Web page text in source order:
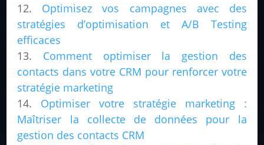
Optimisez vos campagnes avec des
stratégies d’optimisation et A/B Testing
efficaces
Comment optimiser la gestion des
contacts dans votre CRM pour renforcer votre
stratégie marketing
Optimiser votre stratégie marketing :
Maîtriser la collecte de données pour la
gestion des contacts CRM